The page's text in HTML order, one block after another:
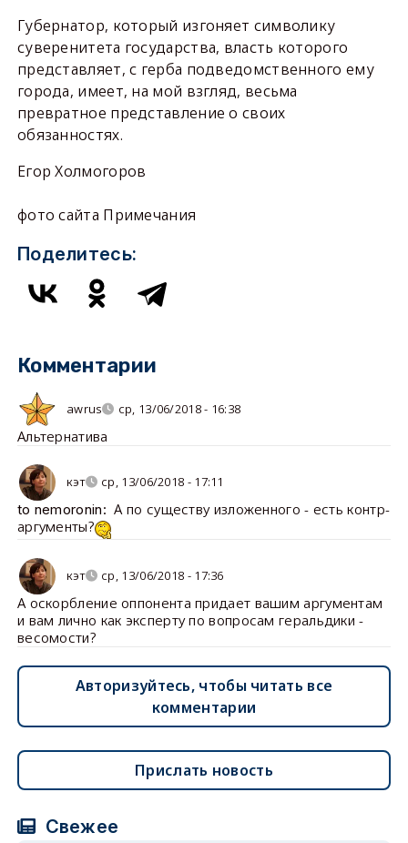
Губернатор, который изгоняет символику
суверенитета государства, власть которого
представляет, с герба подведомственного ему
города, имеет, на мой взгляд, весьма
превратное представление о своих
обязанностях.
Егор Холмогоров
фото сайта Примечания
Поделитесь:
Комментарии
awrus ср, 13/06/2018 - 16:38
Альтернатива
кэт ср, 13/06/2018 - 17:11
to nemoronin:А по существу изложенного - есть контр-
аргументы?
кэт ср, 13/06/2018 - 17:36
А оскорбление оппонента придает вашим аргументам
и вам лично как эксперту по вопросам геральдики -
весомости?
Авторизуйтесь, чтобы читать все
комментарии
Прислать новость
Свежее